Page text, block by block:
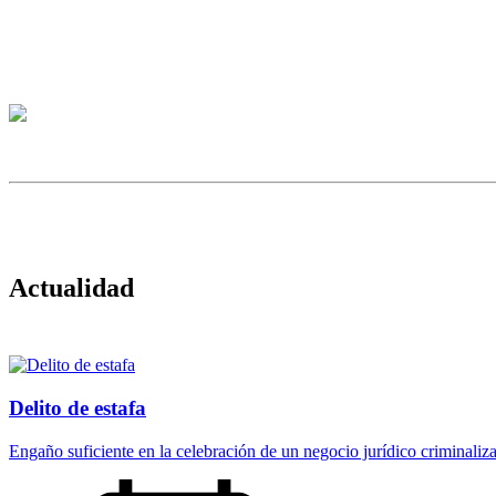
Actualidad
Delito de estafa
Engaño suficiente en la celebración de un negocio jurídico